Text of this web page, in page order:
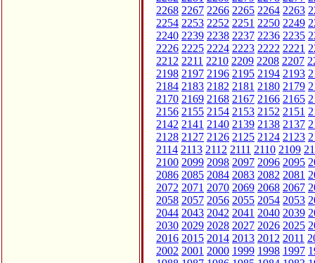
2268 2267 2266 2265 2264 2263
2254 2253 2252 2251 2250 2249
2240 2239 2238 2237 2236 2235
2226 2225 2224 2223 2222 2221
2212 2211 2210 2209 2208 2207
2198 2197 2196 2195 2194 2193
2184 2183 2182 2181 2180 2179
2170 2169 2168 2167 2166 2165
2156 2155 2154 2153 2152 2151
2142 2141 2140 2139 2138 2137
2128 2127 2126 2125 2124 2123
2114 2113 2112 2111 2110 2109
2100 2099 2098 2097 2096 2095
2086 2085 2084 2083 2082 2081
2072 2071 2070 2069 2068 2067
2058 2057 2056 2055 2054 2053
2044 2043 2042 2041 2040 2039
2030 2029 2028 2027 2026 2025
2016 2015 2014 2013 2012 2011
2002 2001 2000 1999 1998 1997